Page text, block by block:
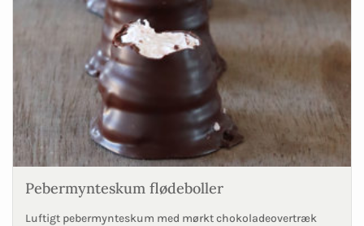
Pebermynteskum flødeboller
Luftigt pebermynteskum med mørkt chokoladeovertræk